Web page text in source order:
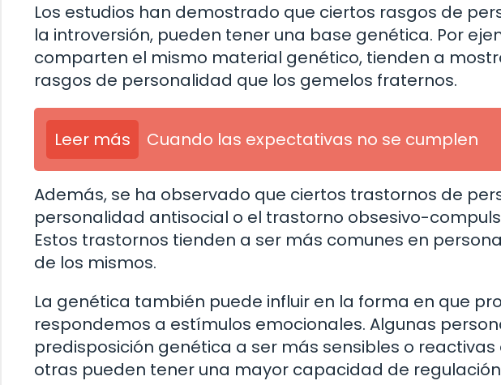
Los estudios han demostrado que ciertos rasgos de
la introversión, pueden tener una base genética. Por
comparten el mismo material genético, tienden a
rasgos de personalidad que los gemelos fraternos.
Leer más Cuando las expectativas no se cumplen
Además, se ha observado que ciertos trastornos de
personalidad antisocial o el trastorno obsesivo-
Estos trastornos tienden a ser más comunes en
de los mismos.
La genética también puede influir en la forma en que
respondemos a estímulos emocionales. Algunas
predisposición genética a ser más sensibles o
otras pueden tener una mayor capacidad de